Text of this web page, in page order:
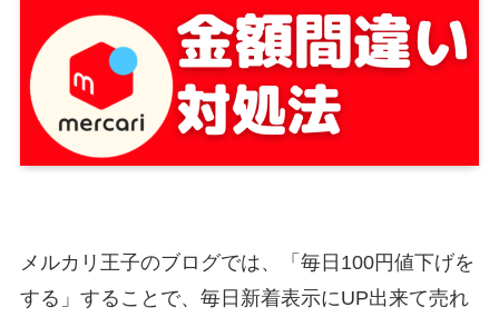
メルカリ王子のブログでは、「毎日100円値下げを
する」することで、毎日新着表示にUP出来て売れ